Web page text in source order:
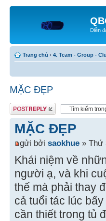
Diễn
Trang chủ ‹ 4. Team - Group -
MẶC ĐẸP
Gửi bài trả lời
MẶC ĐẸP
gửi bởi saokhue » Thứ
Khái niệm về
người ạ, và khi
thế mà phải thay
cả tuổi tác lúc
cần thiết trong tủ